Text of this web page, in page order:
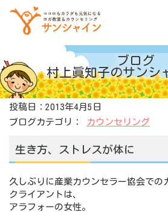
サンシャインについて
ヨガ
料金表
アクセス
ブログ
村上眞知子のサンシ
投稿日：2013年4月5日
ブログカテゴリ：
カウンセリング
生き方、ストレスが体に
久しぶりに産業カウンセラー協会での
クライアントは、
アラフォーの女性。